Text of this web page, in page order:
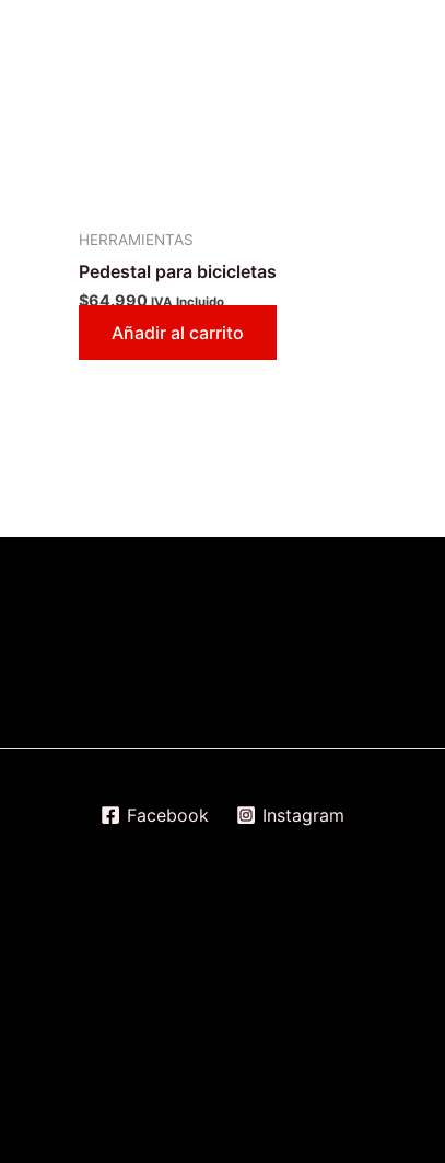
HERRAMIENTAS
Pedestal para bicicletas
$64.990 IVA Incluido
Añadir al carrito
Facebook Instagram